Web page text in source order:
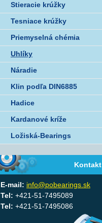
Stieracie krúžky
Tesniace krúžky
Priemyselná chémia
Uhlíky
Náradie
Klin podľa DIN6885
Hadice
Kardanové kríže
Ložiská-Bearings
Kontakt
E-mail: info@pobearings.sk
Tel: +421-51-7495089
Tel: +421-51-7495086